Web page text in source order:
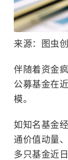
来源：图虫
伴随着资金
公募基金在
模。
如知名基金
通价值动量
多只基金近